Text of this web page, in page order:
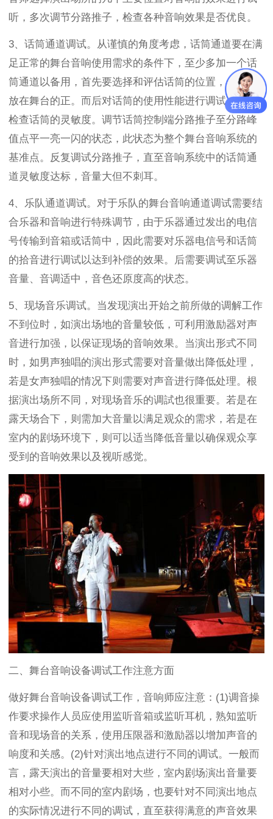
听，多次调节分路推子，检查各种音响效果是否优良。
3、话筒通道调试。从谨慎的角度考虑，话筒通道要在满
足正常的舞台音响使用需求的条件下，至少多加一个话
筒通道以备用，首先要选择和评估话筒的位置，一般是
放在舞台的正。而后对话筒的使用性能进行调试，主要
检查话筒的灵敏度。调节话筒控制端分路推子至分路峰
值点平一亮一闪的状态，此状态为整个舞台音响系统的
基准点。反复调试分路推子，直至音响系统中的话筒通
道灵敏度达标，音量大但不刺耳。
4、乐队通道调试。对于乐队的舞台音响通道调试需要结
合乐器和音响进行特殊调节，由于乐器通过发出的电信
号传输到音箱或话筒中，因此需要对乐器电信号和话筒
的拾音进行调试以达到补偿的效果。后需要调试至乐器
音量、音调适中，音色还原度高的状态。
5、现场音乐调试。当发现演出开始之前所做的调解工作
不到位时，如演出场地的音量较低，可利用激励器对声
音进行加强，以保证现场的音响效果。当演出形式不同
时，如男声独唱的演出形式需要对音量做出降低处理，
若是女声独唱的情况下则需要对声音进行降低处理。根
据演出场所不同，对现场音乐的调試也很重要。若是在
露天场合下，则需加大音量以满足观众的需求，若是在
室内的剧场环境下，则可以适当降低音量以确保观众享
受到的音响效果以及视听感觉。
二、舞台音响设备调试工作注意方面
做好舞台音响设备调试工作，音响师应注意：(1)调音操
作要求操作人员应使用监听音箱或监听耳机，熟知监听
音和现场音的关系，使用压限器和激励器以增加声音的
响度和关感。(2)针对演出地点进行不同的调试。一般而
言，露天演出的音量要相对大些，室内剧场演出音量要
相对小些。而不同的室内剧场，也要针对不同演出地点
的实际情况进行不同的调试，直至获得满意的声音效果